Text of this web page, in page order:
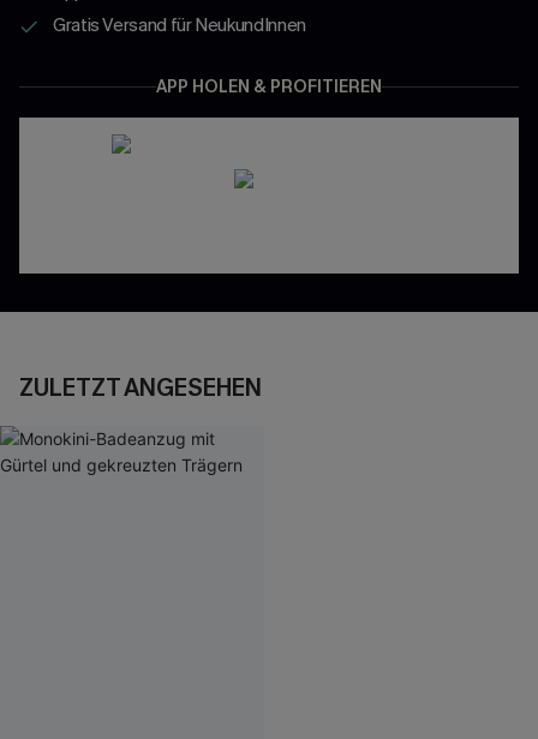
Gratis Versand für NeukundInnen
APP HOLEN & PROFITIEREN
ZULETZT ANGESEHEN